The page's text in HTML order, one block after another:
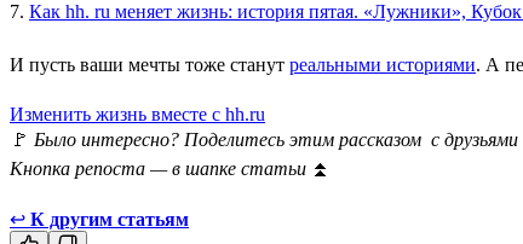
7. Как hh. ru меняет жизнь: история пятая. «Лужники»,
И пусть ваши мечты тоже станут реальными историями. А
Изменить жизнь вместе с hh.ru
🚩 Было интересно? Поделитесь этим рассказом с друзьями
Кнопка репоста — в шапке статьи ⏫
↩ К другим статьям